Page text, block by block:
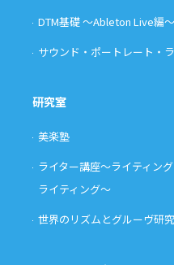
DTM基礎 〜Ableton Live編〜
サウンド・ポートレート・
研究室
美楽塾
ライター講座〜ライティン
ライティング〜
世界のリズムとグルーヴ研究